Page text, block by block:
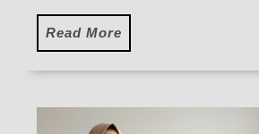
Read More
More